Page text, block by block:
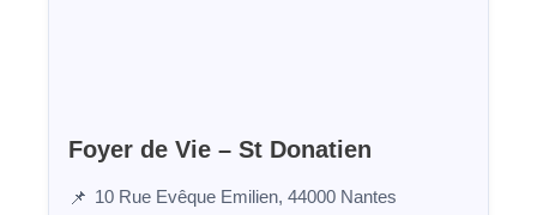
Foyer de Vie – St Donatien
📌 10 Rue Evêque Emilien, 44000 Nantes